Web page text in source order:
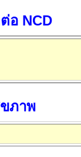
อ NCD
ภาพ